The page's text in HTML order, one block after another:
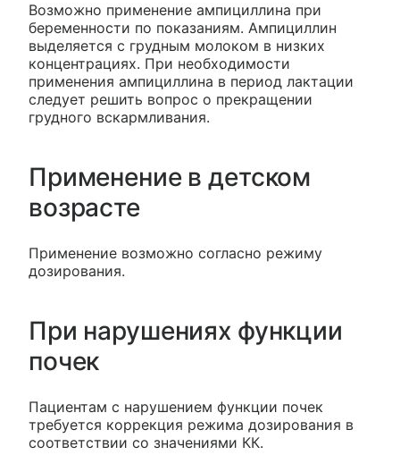
Возможно применение ампициллина при
беременности по показаниям. Ампициллин
выделяется с грудным молоком в низких
концентрациях. При необходимости
применения ампициллина в период лактации
следует решить вопрос о прекращении
грудного вскармливания.
Применение в детском
возрасте
Применение возможно согласно режиму
дозирования.
При нарушениях функции
почек
Пациентам с нарушением функции почек
требуется коррекция режима дозирования в
соответствии со значениями КК.